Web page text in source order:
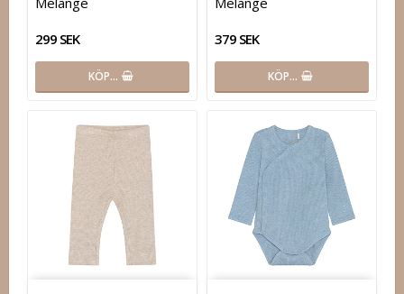
299 SEK
KÖP…
379 SEK
KÖP…